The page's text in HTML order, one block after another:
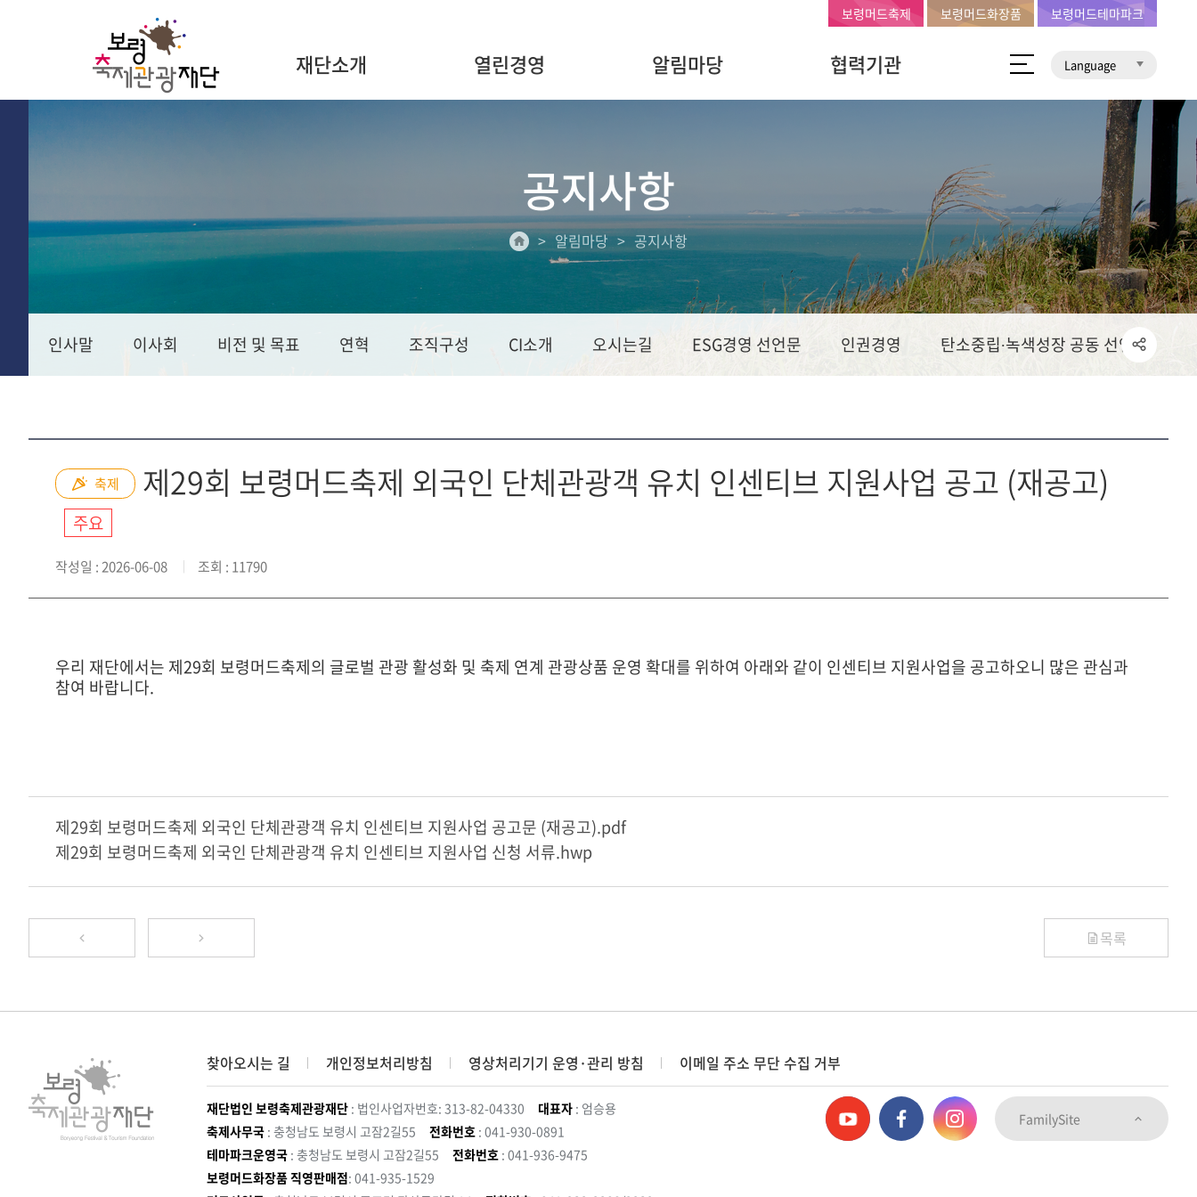
재단소개 열린경영 알림마당 협력기관 Language
보령머드축제 보령머드화장품 보령머드테마파크
공지사항
알림마당 공지사항
인사말 이사회 비전 및 목표 연혁 조직구성 CI소개 오시는길 ESG경영 선언문 인권경영 탄소중립∙녹색성장 공동 선언문
축제 제29회 보령머드축제 외국인 단체관광객 유치 인센티브 지원사업 공고 (재공고)
주요
작성일 : 2026-06-08 조회 : 11790
우리 재단에서는 제29회 보령머드축제의 글로벌 관광 활성화 및 축제 연계 관광상품 운영 확대를 위하여 아래와 같이 인센티브 지원사업을 공고하오니 많은 관심과
참여 바랍니다.
제29회 보령머드축제 외국인 단체관광객 유치 인센티브 지원사업 공고문 (재공고).pdf
제29회 보령머드축제 외국인 단체관광객 유치 인센티브 지원사업 신청 서류.hwp
목록
찾아오시는 길 개인정보처리방침 영상처리기기 운영·관리 방침 이메일 주소 무단 수집 거부
재단법인 보령축제관광재단 : 법인사업자번호: 313-82-04330 대표자 : 엄승용
축제사무국 : 충청남도 보령시 고잠2길55 전화번호 : 041-930-0891
테마파크운영국 : 충청남도 보령시 고잠2길55 전화번호 : 041-936-9475
보령머드화장품 직영판매점: 041-935-1529
FamilySite